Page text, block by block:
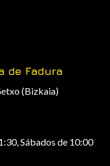
de Fadura
(Bizkaia)
Sábados de 10:00